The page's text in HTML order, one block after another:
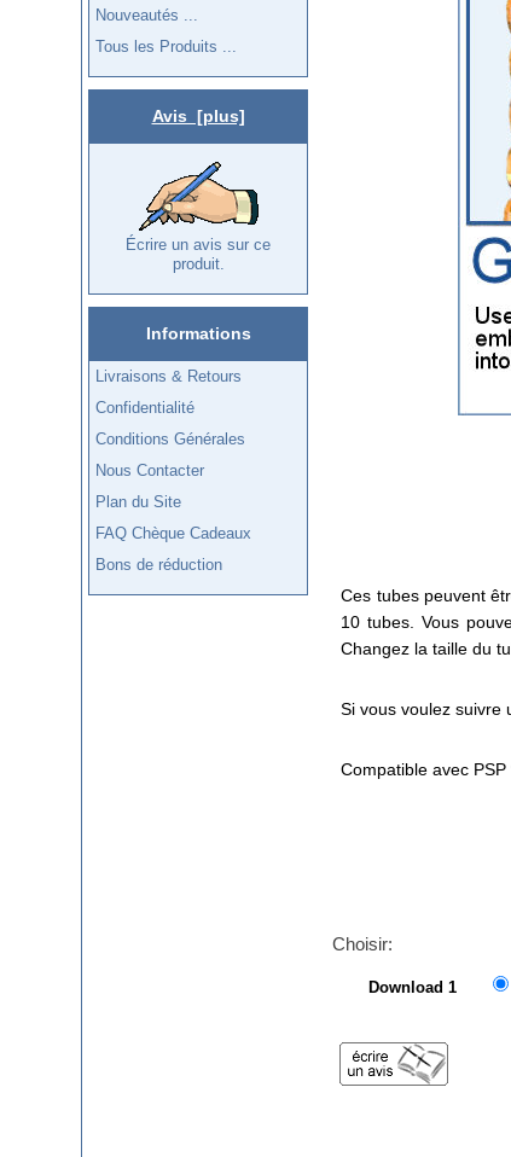
Nouveautés ...
Tous les Produits ...
Avis [plus]
Écrire un avis sur ce
produit.
Informations
Livraisons & Retours
Confidentialité
Conditions Générales
Nous Contacter
Plan du Site
FAQ Chèque Cadeaux
Bons de réduction
Ces tubes peuvent
10 tubes. Vous
Changez la taille du
Si vous voulez suivre
Compatible avec PSP
Choisir:
Download 1